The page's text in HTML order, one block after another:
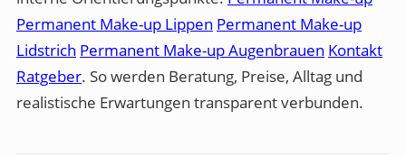
Permanent Make-up Lippen Permanent Make-up
Lidstrich Permanent Make-up Augenbrauen Kontakt
Ratgeber. So werden Beratung, Preise, Alltag und
realistische Erwartungen transparent verbunden.